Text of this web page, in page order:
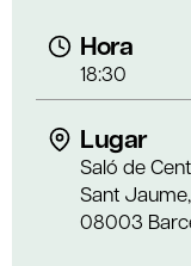
Hora
18:30
Lugar
Saló de
Sant Jaume,
08003